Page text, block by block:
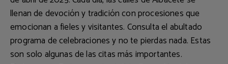
llenan de devoción y tradición con procesiones que
emocionan a fieles y visitantes. Consulta el abultado
programa de celebraciones y no te pierdas nada. Estas
son solo algunas de las citas más importantes.